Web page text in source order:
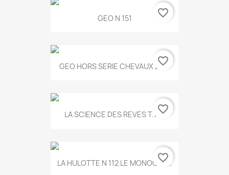
GEO N 151 favorite_border
GEO HORS SERIE CHEVAUX ET...
favorite_border
LA SCIENCE DES REVES T.787
favorite_border
LA HULOTTE N 112 LE MONOCLE...
favorite_border